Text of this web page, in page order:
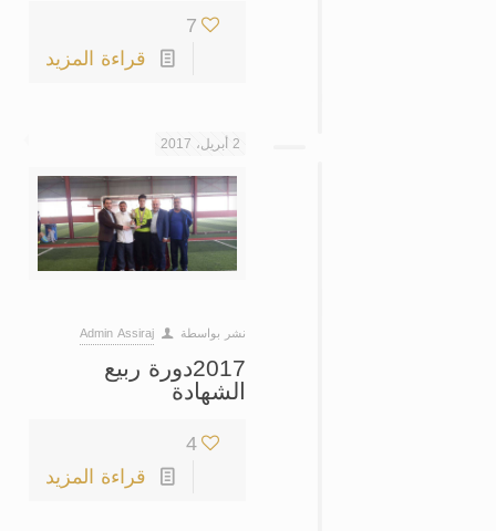
7
قراءة المزيد
2 أبريل، 2017
نشر بواسطة Admin Assiraj
2017دورة ربيع
الشهادة
4
قراءة المزيد